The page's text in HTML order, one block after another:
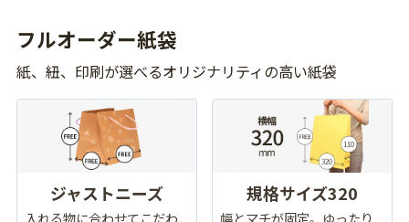
フルオーダー紙袋
紙、紐、印刷が選べるオリジナリティの高い紙袋
ジャストニーズ
入れる物に合わせてこだわ
規格サイズ320
幅とマチが固定。ゆったり